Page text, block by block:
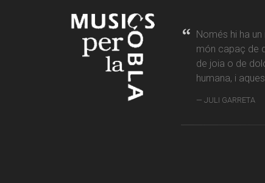
Només hi ha
món capaç de
de joia o de
humana, i
JULI GARRETA